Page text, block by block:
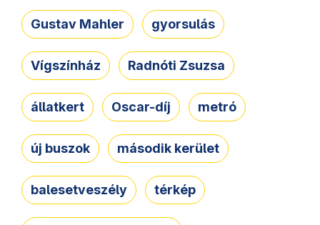
Gustav Mahler gyorsulás
Vígszínház Radnóti Zsuzsa
állatkert Oscar-díj metró
új buszok második kerület
balesetveszély térkép